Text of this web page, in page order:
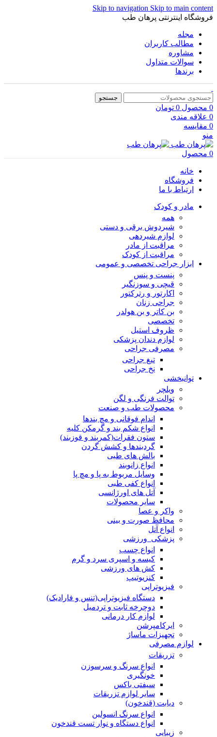
Skip to navigation Skip to main content
فروشگاه اینترنتی پرهان طب
مجله
مطالب کاربران
مشاوره
سوالات متداول
برندها
جستجو
0 محصول 0 تومان
0 علاقه مندی
0 مقایسه
منو
0 محصول
خانه
فروشگاه
ارتباط با ما
مادر و کودک
همه
شیردوش برقی و دستی
لوازم شیردهی
مراقبت از مادر
مراقبت از کودک
ابزار جراحی تخصصی و عمومی
پنست و پنس
قیچی و سوزنگیر
اکارتور و رترکتور
جراحی زنان
بن کاتر و بن هولدر
تخصصی
ظروف استیل
لوازم دندان پزشکی
مصرفی جراحی
تیغ جراحی
نخ جراحی
توانبخشی
ویلچر
توالت فرنگی و لگن
محصولات طب و صنعت
اندام فوقانی و مچ بندها
انواع شکم بند و گرمکن کلیه
ستون فقرات(کمربند و قوزبند)
گردبندها و کشش گردن
بالش های طبی
انواع زانوبند
وسایل مربوط به پا و مچ پا
انواع کفی طبی
آتل های اورژانسی
سایر محصولات
واکر و عصا
محافظ صورت و بینی
انواع آتل
پزشکی_ورزشی
انواع چسب
کیسه و اسپری سرد و گرم
کش های ورزشی
کنزیوتیپ
فیزیوتراپی
دستگاه فیزیوتراپی(تنس و فارادیک)
دوچرخه ثابت و تردمیل
لوازم کار درمانی
ایرکامپرشن
تجهیزات ماساژ
لوازم مصرفی
تزریقات
انواع سرنگ و سرسوزن
خونگیری
سیفتی باکس
سایر لوازم تزریقات
دیابت (قندخون)
انواع سرنگ انسولین
انواع دستگاه و نوار تست قندخون
زیبایی